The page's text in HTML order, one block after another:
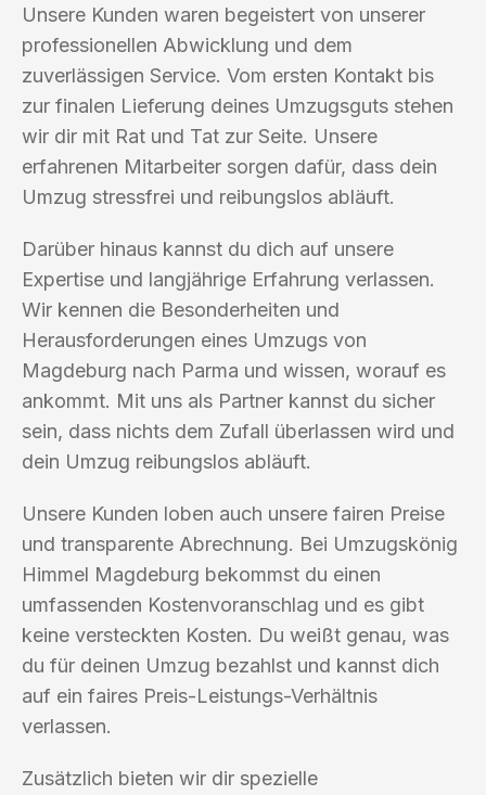
Unsere Kunden waren begeistert von unserer
professionellen Abwicklung und dem
zuverlässigen Service. Vom ersten Kontakt bis
zur finalen Lieferung deines Umzugsguts stehen
wir dir mit Rat und Tat zur Seite. Unsere
erfahrenen Mitarbeiter sorgen dafür, dass dein
Umzug stressfrei und reibungslos abläuft.
Darüber hinaus kannst du dich auf unsere
Expertise und langjährige Erfahrung verlassen.
Wir kennen die Besonderheiten und
Herausforderungen eines Umzugs von
Magdeburg nach Parma und wissen, worauf es
ankommt. Mit uns als Partner kannst du sicher
sein, dass nichts dem Zufall überlassen wird und
dein Umzug reibungslos abläuft.
Unsere Kunden loben auch unsere fairen Preise
und transparente Abrechnung. Bei Umzugskönig
Himmel Magdeburg bekommst du einen
umfassenden Kostenvoranschlag und es gibt
keine versteckten Kosten. Du weißt genau, was
du für deinen Umzug bezahlst und kannst dich
auf ein faires Preis-Leistungs-Verhältnis
verlassen.
Zusätzlich bieten wir dir spezielle